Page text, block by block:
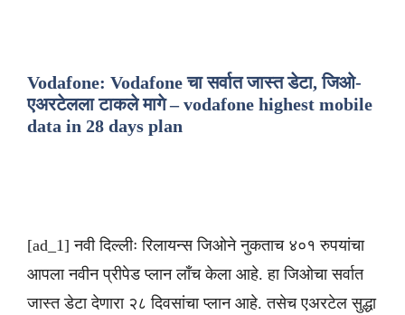
Vodafone: Vodafone चा सर्वात जास्त डेटा, जिओ-
एअरटेलला टाकले मागे – vodafone highest mobile
data in 28 days plan
[ad_1] नवी दिल्लीः रिलायन्स जिओने नुकताच ४०१ रुपयांचा
आपला नवीन प्रीपेड प्लान लाँच केला आहे. हा जिओचा सर्वात
जास्त डेटा देणारा २८ दिवसांचा प्लान आहे. तसेच एअरटेल सुद्धा